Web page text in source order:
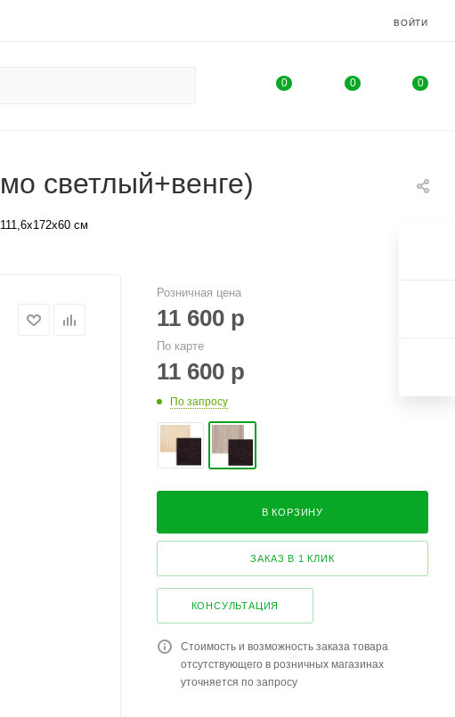
ВОЙТИ
0 0 0
светлый+венге)
см
Розничная цена
11 600 р
По карте
11 600 р
По запросу
В КОРЗИНУ
ЗАКАЗ В 1 КЛИК
КОНСУЛЬТАЦИЯ
Стоимость и возможность заказа товара
отсутствующего в розничных магазинах
уточняется по запросу